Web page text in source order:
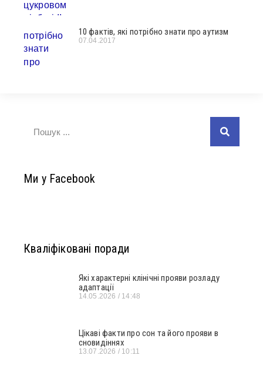
10 фактів, які потрібно знати про аутизм
07.04.2017
Ми у Facebook
Кваліфіковані поради
Які характерні клінічні прояви розладу
адаптації
14.05.2026 14:48
Цікаві факти про сон та його прояви в
сновидіннях
13.07.2026 10:11